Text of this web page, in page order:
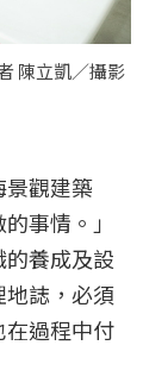
陳立凱／攝影
景觀建築
事情。」
養成及設
誌，必須
在過程中付